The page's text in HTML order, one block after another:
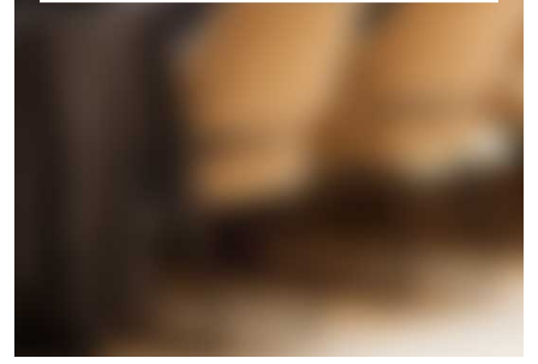
Wir benötigen Ihre Zustimmung
Inhalt anzeigen. Dafür benötigen wir allerdings
Ihre Zustimmung, da Ihr Browser
personenbezogene technische Daten zu Geräten
und Nutzerverhalten mitunter mit US-